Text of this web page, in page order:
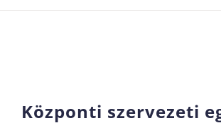
Központi szervezeti